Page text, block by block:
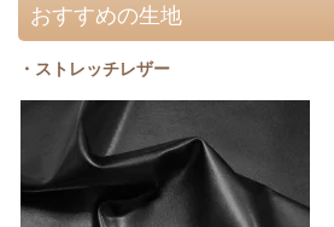
おすすめの生地
・ストレッチレザー